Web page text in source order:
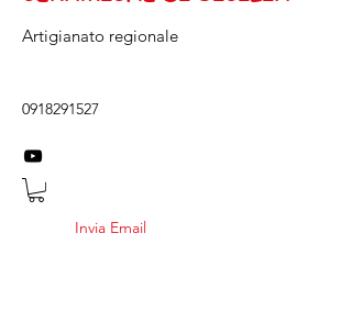
Artigianato regionale
0918291527
Invia Email